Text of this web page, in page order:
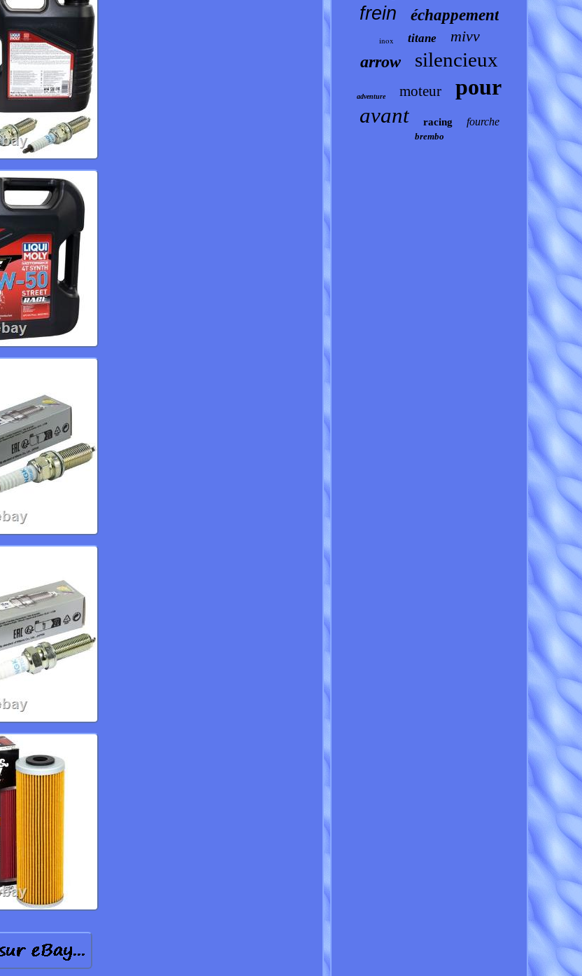
frein échappement
inox titane mivv
arrow silencieux
adventure moteur pour
avant racing fourche
brembo